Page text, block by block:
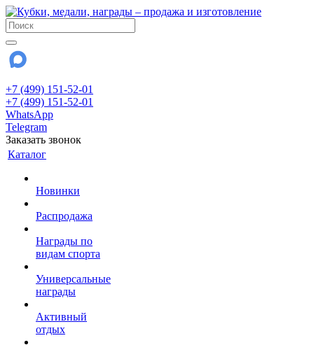
+7 (499) 151-52-01
+7 (499) 151-52-01
WhatsApp
Telegram
Заказать звонок
Каталог
Новинки
Распродажа
Награды по
видам спорта
Универсальные
награды
Активный
отдых